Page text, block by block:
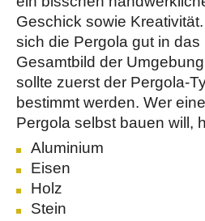
Geschick sowie
sich die Pergola gut in das
Gesamtbild der
sollte zuerst der Pergola-
bestimmt werden. Wer eine
Pergola selbst bauen will,
Aluminium
Eisen
Holz
Stein